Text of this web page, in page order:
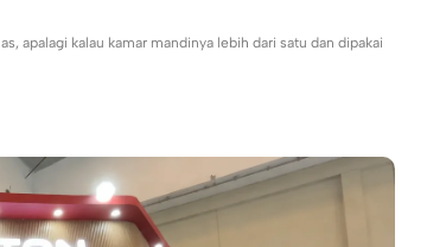
apalagi kalau kamar mandinya lebih dari satu dan dipakai